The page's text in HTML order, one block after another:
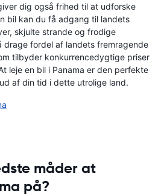
dig også frihed til at udforske
bil kan du få adgang til landets
skjulte strande og frodige
drage fordel af landets fremragende
tilbyder konkurrencedygtige priser
leje en bil i Panama er den perfekte
af din tid i dette utrolige land.
måder at
på?